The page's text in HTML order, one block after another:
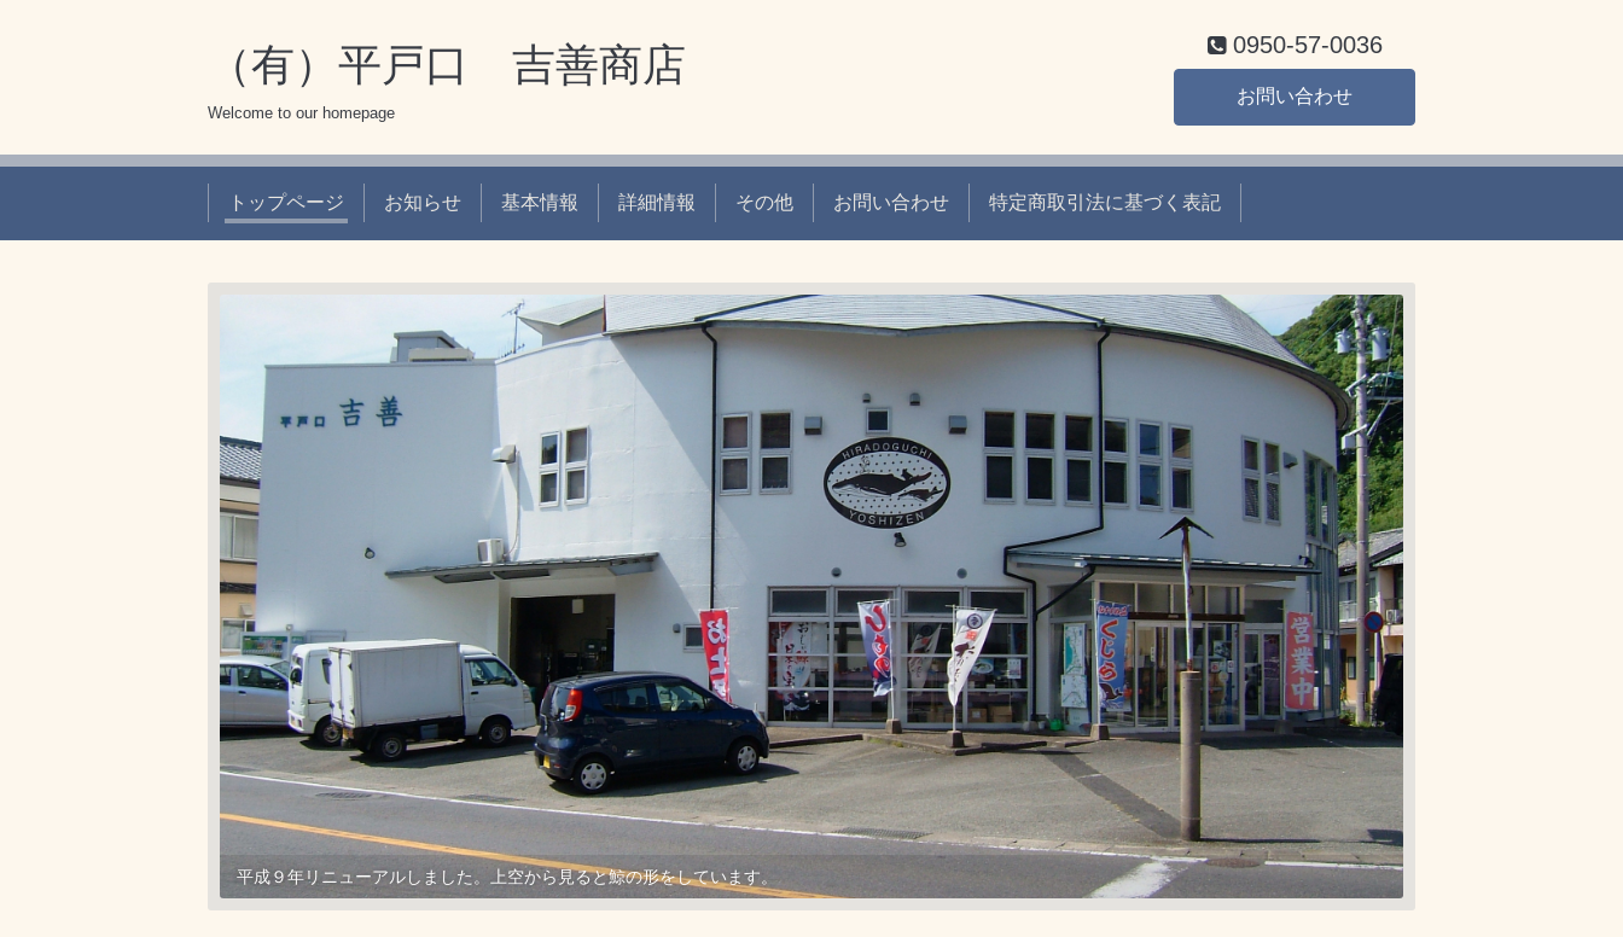
（有）平戸口 吉善商店
Welcome to our homepage
0950-57-0036
お問い合わせ
トップページ お知らせ 基本情報 詳細情報 その他 お問い合わせ 特定商取引法に基づく表記
平成９年リニューアルしました。上空から見ると鯨の形をしています。